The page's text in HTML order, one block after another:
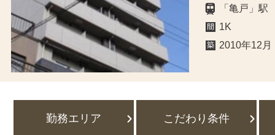
「亀戸」
1K
2010年12月
勤務エリア こだわり条件